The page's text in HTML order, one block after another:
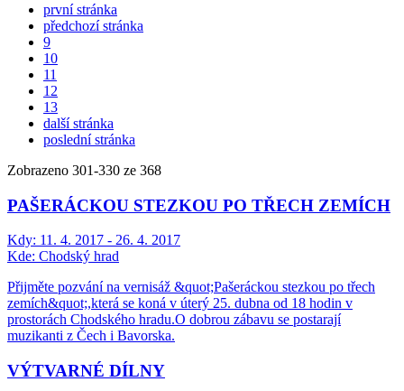
první stránka
předchozí stránka
9
10
11
12
13
další stránka
poslední stránka
Zobrazeno 301-330 ze 368
PAŠERÁCKOU STEZKOU PO TŘECH ZEMÍCH
Kdy: 11. 4. 2017 - 26. 4. 2017
Kde: Chodský hrad
Přijměte pozvání na vernisáž &quot;Pašeráckou stezkou po třech
zemích&quot;,která se koná v úterý 25. dubna od 18 hodin v
prostorách Chodského hradu.O dobrou zábavu se postarají
muzikanti z Čech i Bavorska.
VÝTVARNÉ DÍLNY